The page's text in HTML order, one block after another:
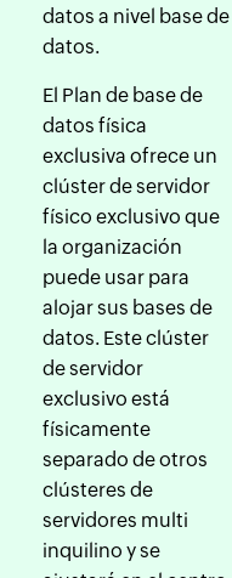
datos a nivel base de
datos.
El Plan de base de
datos física
exclusiva ofrece un
clúster de servidor
físico exclusivo que
la organización
puede usar para
alojar sus bases de
datos. Este clúster
de servidor
exclusivo está
físicamente
separado de otros
clústeres de
servidores multi
inquilino y se